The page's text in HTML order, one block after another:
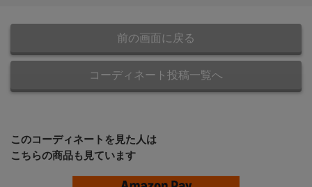
前の画面に戻る
コーディネート投稿一覧へ
このコーディネートを見た人は
こちらの商品も見ています